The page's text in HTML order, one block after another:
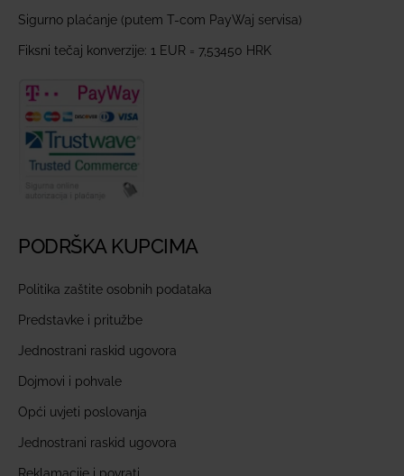
Sigurno plaćanje (putem T-com PayWaj servisa)
Fiksni tečaj konverzije: 1 EUR = 7,53450 HRK
PODRŠKA KUPCIMA
Politika zaštite osobnih podataka
Predstavke i pritužbe
Jednostrani raskid ugovora
Dojmovi i pohvale
Opći uvjeti poslovanja
Jednostrani raskid ugovora